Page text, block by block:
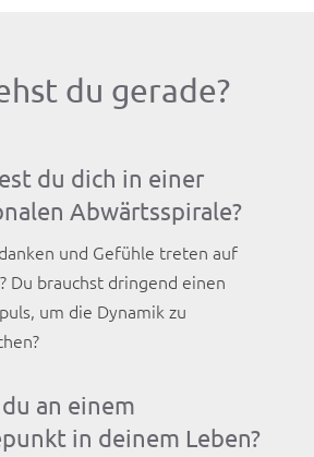
du gerade?
du dich in einer
Abwärtsspirale?
und Gefühle treten auf
Du brauchst dringend einen
um die Dynamik zu
an einem
in deinem Leben?